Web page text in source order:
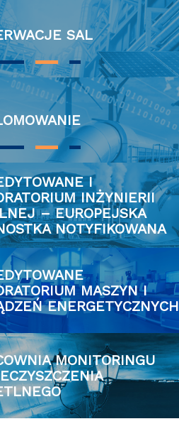
SAL
INŻYNIERII
– EUROPEJSKA
NOTYFIKOWANA
MASZYN I
ENERGETYCZNYCH